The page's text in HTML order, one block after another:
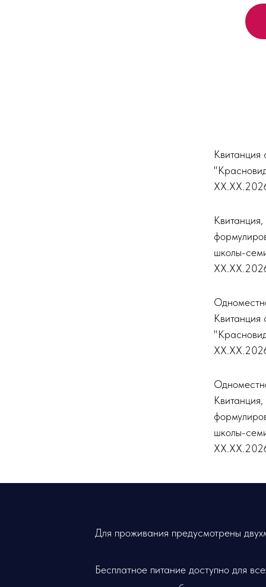
Квитанция,
школы-
Квитанция,
школы-
Для проживания предусмотрены
Бесплатное питание доступно для